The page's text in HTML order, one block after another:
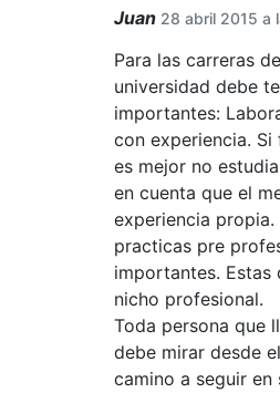
Juan 28 abril 2015 a
Para las carreras
universidad debe
importantes:
con experiencia.
es mejor no
en cuenta que el
experiencia propia.
practicas pre
importantes. Estas
nicho profesional.
Toda persona que
debe mirar desde
camino a seguir en